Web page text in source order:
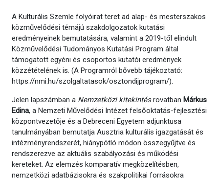
A Kulturális Szemle folyóirat teret ad alap- és mesterszakos
közművelődési témájú szakdolgozatok kutatási
eredményeinek bemutatására, valamint a 2019-től elindult
Közművelődési Tudományos Kutatási Program által
támogatott egyéni és csoportos kutatói eredmények
közzétételének is. (A Programról bővebb tájékoztató:
https://nmi.hu/szolgaltatasok/osztondijprogram/).
Jelen lapszámban a Nemzetközi kitekintésrovatban Márkus
Edina, a Nemzeti Művelődési Intézet felsőoktatás-fejlesztési
központvezetője és a Debreceni Egyetem adjunktusa
tanulmányában bemutatja Ausztria kulturális igazgatását és
intézményrendszerét, hiánypótló módon összegyűjtve és
rendszerezve az aktuális szabályozási és működési
kereteket. Az elemzés komparatív megközelítésben,
nemzetközi adatbázisokra és szakpolitikai forrásokra